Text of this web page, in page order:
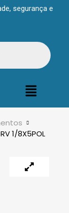
segurança e
1/8X5POL